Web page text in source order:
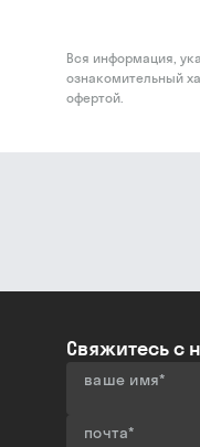
Вся информация,
ознакомительный
офертой.
Свяжитесь с
ваше имя*
почта*